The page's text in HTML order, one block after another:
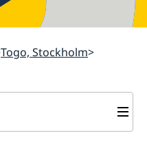
Togo, Stockholm